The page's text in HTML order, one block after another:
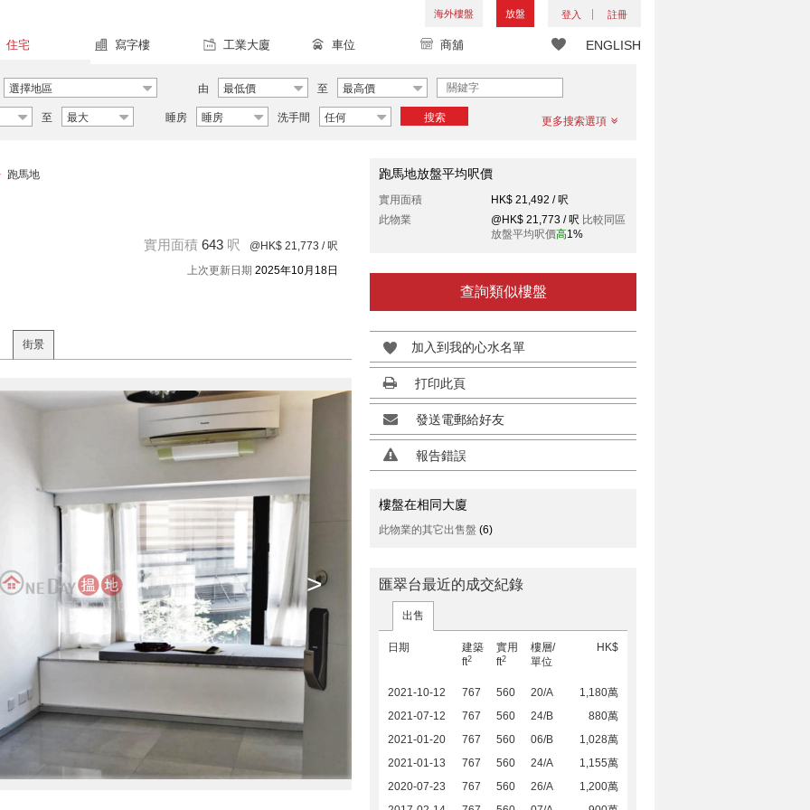
海外樓盤 放盤 登入 註冊
ENGLISH
住宅 寫字樓 工業大廈 車位 商舖
選擇地區 由 最低價 至 最高價
至 最大 睡房 睡房 洗手間 任何 搜索 更多搜索選項
跑馬地
實用面積 643 呎 @HK$ 21,773 / 呎
上次更新日期 2025年10月18日
街景
>
跑馬地放盤平均呎價
實用面積
HK$ 21,492 / 呎
此物業
@HK$ 21,773 / 呎 比較同區
放盤平均呎價高1%
查詢類似樓盤
加入到我的心水名單
打印此頁
發送電郵給好友
報告錯誤
樓盤在相同大廈
此物業的其它出售盤 (6)
匯翠台最近的成交紀錄
出售
日期
建築
ft2
實用
ft2
樓層/
單位
HK$
2021-10-12 767 560 20/A
1,180萬
2021-07-12
767 560 24/B
880萬
2021-01-20
767 560 06/B
1,028萬
2021-01-13
767 560 24/A
1,155萬
2020-07-23
767 560 26/A
1,200萬